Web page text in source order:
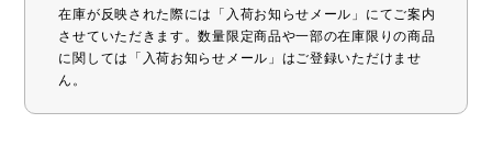
在庫が反映された際には「入荷お知らせメール」にてご案内
させていただきます。数量限定商品や一部の在庫限りの商品
に関しては「入荷お知らせメール」はご登録いただけませ
ん。